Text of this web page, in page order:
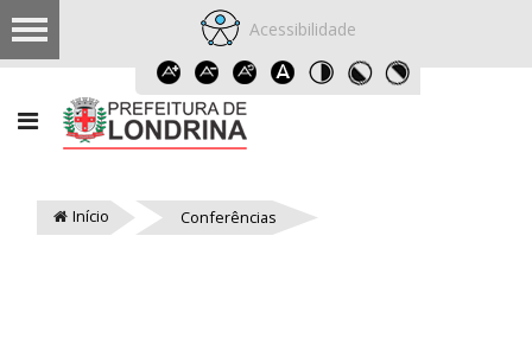
Acessibilidade
Início Conferências